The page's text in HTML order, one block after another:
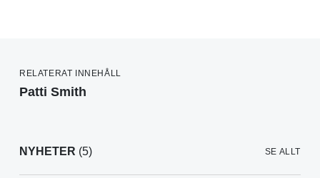
RELATERAT INNEHÅLL
Patti Smith
NYHETER (5) SE ALLT